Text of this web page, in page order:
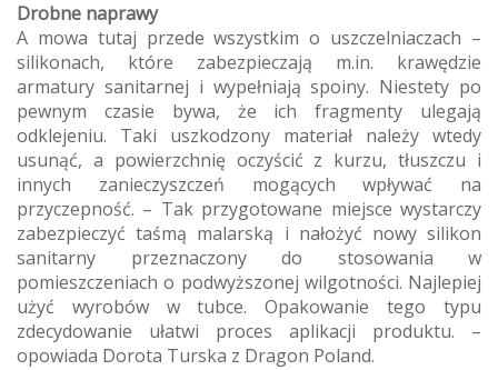
Drobne naprawy
A mowa tutaj przede wszystkim o uszczelniaczach –
silikonach, które zabezpieczają m.in. krawędzie
armatury sanitarnej i wypełniają spoiny. Niestety po
pewnym czasie bywa, że ich fragmenty ulegają
odklejeniu. Taki uszkodzony materiał należy wtedy
usunąć, a powierzchnię oczyścić z kurzu, tłuszczu i
innych zanieczyszczeń mogących wpływać na
przyczepność. – Tak przygotowane miejsce wystarczy
zabezpieczyć taśmą malarską i nałożyć nowy silikon
sanitarny przeznaczony do stosowania w
pomieszczeniach o podwyższonej wilgotności. Najlepiej
użyć wyrobów w tubce. Opakowanie tego typu
zdecydowanie ułatwi proces aplikacji produktu. –
opowiada Dorota Turska z Dragon Poland.